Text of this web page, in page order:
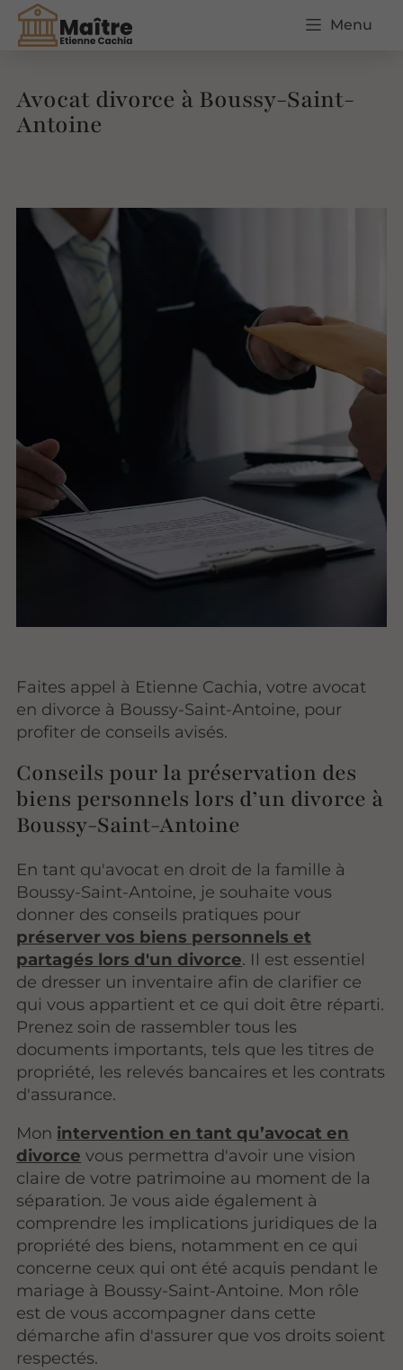
Menu
Avocat divorce à Boussy-Saint-
Antoine
Faites appel à Etienne Cachia, votre avocat
en divorce à Boussy-Saint-Antoine, pour
profiter de conseils avisés.
Conseils pour la préservation des
biens personnels lors d’un divorce à
Boussy-Saint-Antoine
En tant qu'avocat en droit de la famille à
Boussy-Saint-Antoine, je souhaite vous
donner des conseils pratiques pour
préserver vos biens personnels et
partagés lors d'un divorce. Il est essentiel
de dresser un inventaire afin de clarifier ce
qui vous appartient et ce qui doit être réparti.
Prenez soin de rassembler tous les
documents importants, tels que les titres de
propriété, les relevés bancaires et les contrats
d'assurance.
Mon intervention en tant qu’avocat en
divorce vous permettra d'avoir une vision
claire de votre patrimoine au moment de la
séparation. Je vous aide également à
comprendre les implications juridiques de la
propriété des biens, notamment en ce qui
concerne ceux qui ont été acquis pendant le
mariage à Boussy-Saint-Antoine. Mon rôle
est de vous accompagner dans cette
démarche afin d'assurer que vos droits soient
respectés.